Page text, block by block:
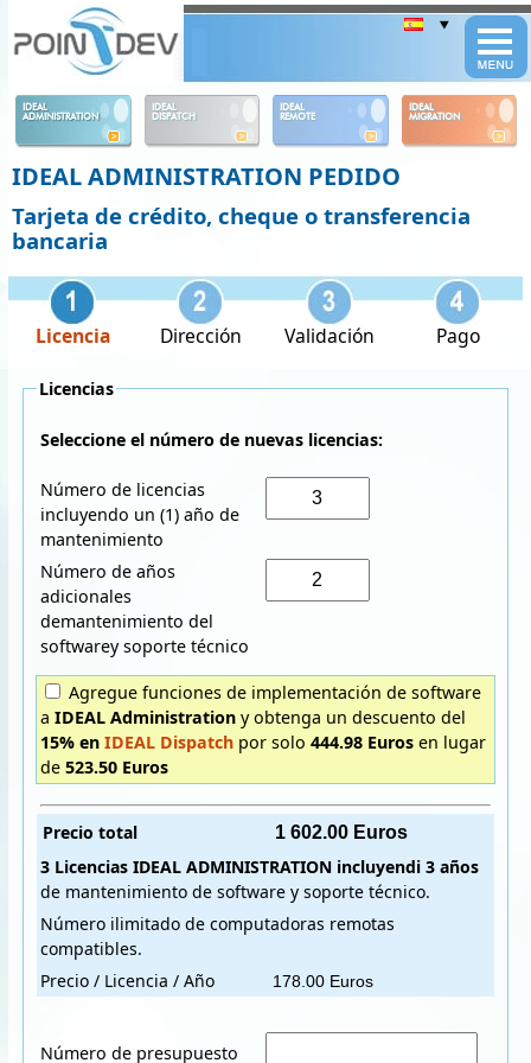
IDEAL
ADMINISTRATION
IDEAL
DISPATCH
IDEAL
REMOTE
IDEAL
MIGRATION
IDEAL ADMINISTRATION PEDIDO
Tarjeta de crédito, cheque o transferencia
bancaria
Licencia Dirección Validación Pago
Licencias
Seleccione el número de nuevas licencias:
Número de licencias
incluyendo un (1) año de
mantenimiento
Número de años
adicionales
demantenimiento del
softwarey soporte técnico
a IDEAL Administration y obtenga un descuento del
15% en IDEAL Dispatchpor solo 444.98 Eurosen lugar
de 523.50 Euros
Precio total
3 Licencias IDEAL ADMINISTRATION incluyendi 3 años
de mantenimiento de software y soporte técnico.
Número ilimitado de computadoras remotas
compatibles.
Precio / Licencia / Año
Número de presupuesto
Panneau de gestion des cookies